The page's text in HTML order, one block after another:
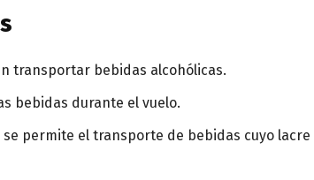
transportar bebidas alcohólicas.
bebidas durante el vuelo.
permite el transporte de bebidas cuyo lacre